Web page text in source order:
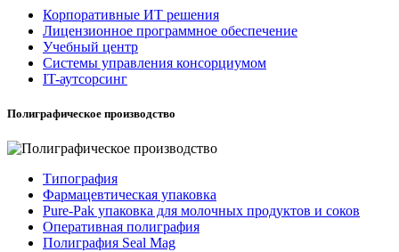
Корпоративные ИТ решения
Лицензионное программное обеспечение
Учебный центр
Системы управления консорциумом
IT-аутсорсинг
Полиграфическое производство
Типография
Фармацевтическая упаковка
Pure-Pak упаковка для молочных продуктов и соков
Оперативная полиграфия
Полиграфия Seal Mag